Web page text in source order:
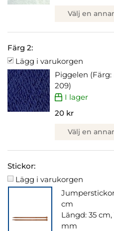
Välj en
Färg 2:
Lägg i varukorgen
Piggelen
209)
I lager
20 kr
Välj en
Stickor:
Lägg i varukorgen
cm
Längd: 35
mm